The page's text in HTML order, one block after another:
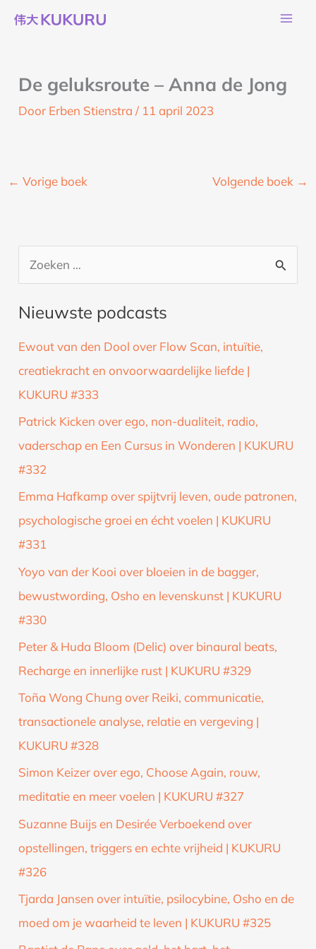
naar
De geluksroute – Anna de Jong
Door Erben Stienstra/ 11 april 2023
← Vorige boek Volgende boek →
e
k
a
Nieuwste podcasts
Ewout van den Dool over Flow Scan, intuïtie,
creatiekracht en onvoorwaardelijke liefde |
KUKURU #333
Patrick Kicken over ego, non-dualiteit, radio,
vaderschap en Een Cursus in Wonderen | KUKURU
#332
Emma Hafkamp over spijtvrij leven, oude patronen,
psychologische groei en écht voelen | KUKURU
#331
Yoyo van der Kooi over bloeien in de bagger,
bewustwording, Osho en levenskunst | KUKURU
#330
Peter & Huda Bloom (Delic) over binaural beats,
Recharge en innerlijke rust | KUKURU #329
Toña Wong Chung over Reiki, communicatie,
transactionele analyse, relatie en vergeving |
KUKURU #328
Simon Keizer over ego, Choose Again, rouw,
meditatie en meer voelen | KUKURU #327
Suzanne Buijs en Desirée Verboekend over
opstellingen, triggers en echte vrijheid | KUKURU
#326
Tjarda Jansen over intuïtie, psilocybine, Osho en de
moed om je waarheid te leven | KUKURU #325